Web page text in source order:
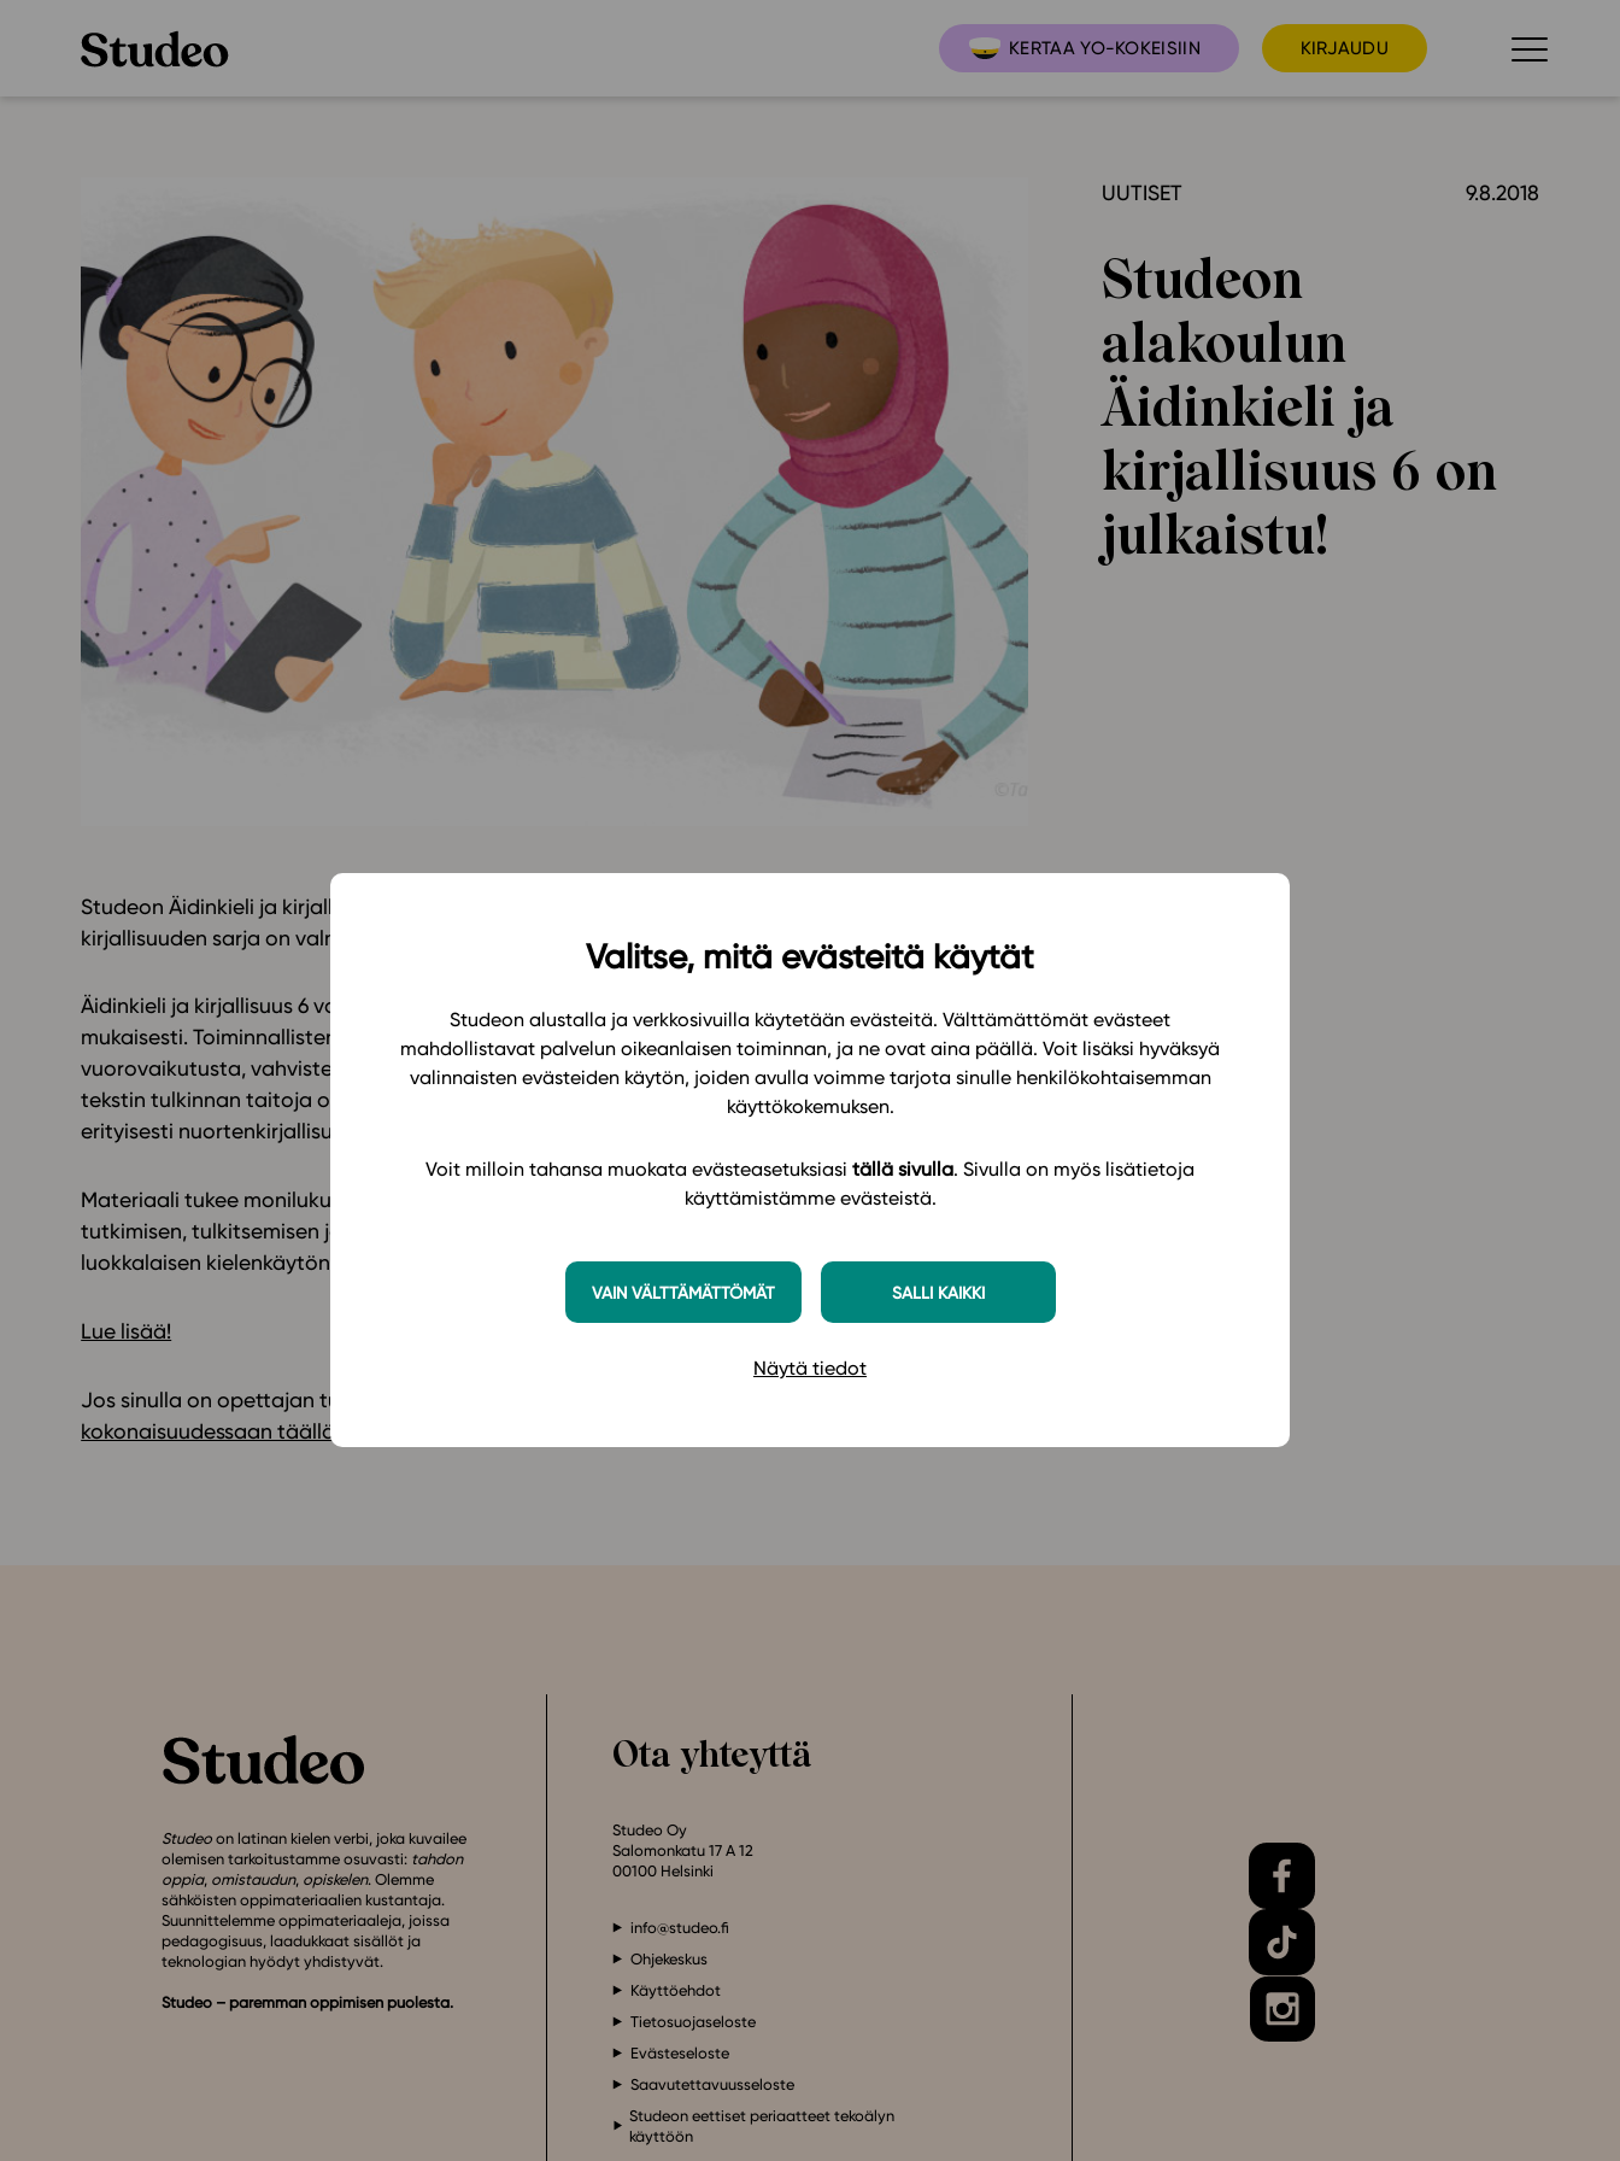
Valitse, mitä evästeitä käytät
Studeon alustalla ja verkkosivuilla käytetään evästeitä. Välttämättömät evästeet
mahdollistavat palvelun oikeanlaisen toiminnan, ja ne ovat aina päällä. Voit lisäksi hyväksyä
valinnaisten evästeiden käytön, joiden avulla voimme tarjota sinulle henkilökohtaisemman
käyttökokemuksen.
Voit milloin tahansa muokata evästeasetuksiasi tällä sivulla. Sivulla on myös lisätietoja
käyttämistämme evästeistä.
VAIN VÄLTTÄMÄTTÖMÄT SALLI KAIKKI
Näytä tiedot
KERTAA YO-KOKEISIIN KIRJAUDU
Opettaja
Opiskelija
Huoltaja
Kokeilutarjous
Ainstain
KIRJAUDU
Alakoulu
Oppiainesarjat
Oppimateriaalit
Alakoulun lisenssit
Hinnasto
Käyttöönotto
Tilaa
Yläkoulu
Oppiainesarjat
Oppimateriaalit
Yläkoulun lisenssit
LOPS 2021
GLP 2021
Oppimateriaalit
Hinnasto
Lukion pakettilisenssi
Käyttöönotto
Bruksanvisning
Tilaa
Ominaisuudet
Tapahtumakalenteri
Webinaari­tallenteet
Suosittelut
Ohjekeskus
Ohjevideot
Oppikirjailijat
Tietoa meistä
Eettiset periaatteet
tekoälyn käyttöön
UUTISET 9.8.2018
Studeon
alakoulun
Äidinkieli ja
kirjallisuus 6 on
julkaistu!
Studeon Äidinkieli ja kirjallisuus 6 alakouluun on julkaistu! Samalla suosittu alakouun äidinkielen ja
kirjallisuuden sarja on valmis kokonaisuudessaan.
Äidinkieli ja kirjallisuus 6 vahvistaa äidinkielen ja kirjallisuuden taitoja uuden opetussuunnitelman
mukaisesti. Toiminnallisten ja vuorovaikutteisten harjoitusten avulla opitaan rakentavaa
vuorovaikutusta, vahvistetaan puheilmaisua ja argumentaatiota. Kirjallisuuden tuntemuksen ja
tekstin tulkinnan taitoja opitaan yhteisöllisesti: tutustutaan suomalaiseen kirjallisuuteen ja
erityisesti nuortenkirjallisuuden kasvutarinoi
Materiaali tukee monilukutaidon kehittymistä, ja muun muassa mediatekstit ovat laajasti
tutkimisen, tulkitsemisen ja tuottamisen kohteena. Kielitiedon asioita lähestytään tutkien ja 6.-
luokkalaisen kielenkäytön kannalta mielekkäistä näkökulmista.
Lue lisää!
Jos sinulla on opettajan tunnukset Studeoon,
kokonaisuudessaan täällä
Studeo on latinan kielen verbi, joka kuvailee
olemisen tarkoitustamme osuvasti: tahdon
oppia, omistaudun, opiskelen. Olemme
sähköisten oppimateriaalien kustantaja.
Suunnittelemme oppimateriaaleja, joissa
pedagogisuus, laadukkaat sisällöt ja
teknologian hyödyt yhdistyvät.
Studeo – paremman oppimisen puolesta.
Ota yhteyttä
Studeo Oy
Salomonkatu 17 A 12
00100 Helsinki
info@studeo.fi
Ohjekeskus
Käyttöehdot
Tietosuojaseloste
Evästeseloste
Saavutettavuusseloste
Studeon eettiset periaatteet tekoälyn
käyttöön